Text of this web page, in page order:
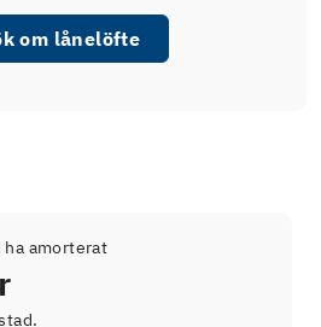
om lånelöfte
ha amorterat